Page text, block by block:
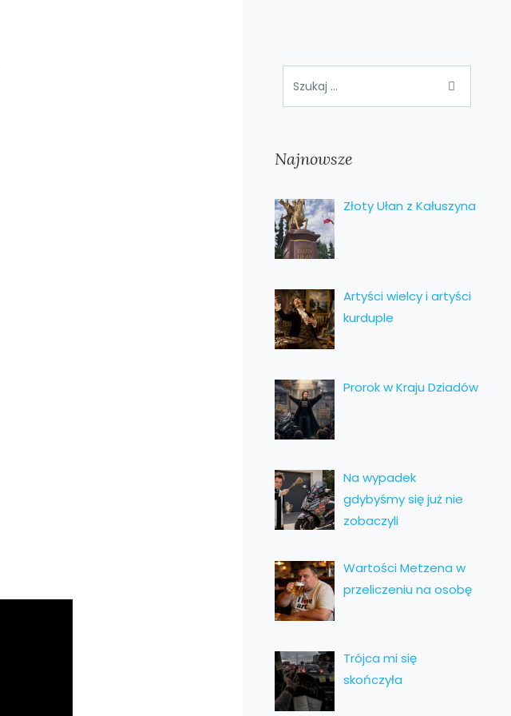
Najnowsze
Złoty Ułan z Kałuszyna
Artyści wielcy i artyści
kurduple
Prorok w Kraju Dziadów
Na wypadek
gdybyśmy się już nie
zobaczyli
Wartości Metzena w
przeliczeniu na osobę
Trójca mi się
skończyła